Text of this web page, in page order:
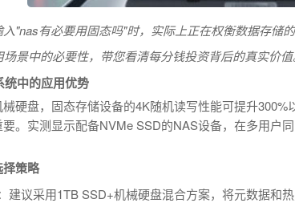
入"nas有必要用固态吗"时，实际上正在权衡数据存储
景中的必要性，带您看清每分钱投资背后的真实价值
中的应用优势
硬盘，固态存储设备的4K随机读写性能可提升
。实测显示配备NVMe SSD的NAS设备，在多用户
策略
建议采用1TB SSD+机械硬盘混合方案，将元数据和